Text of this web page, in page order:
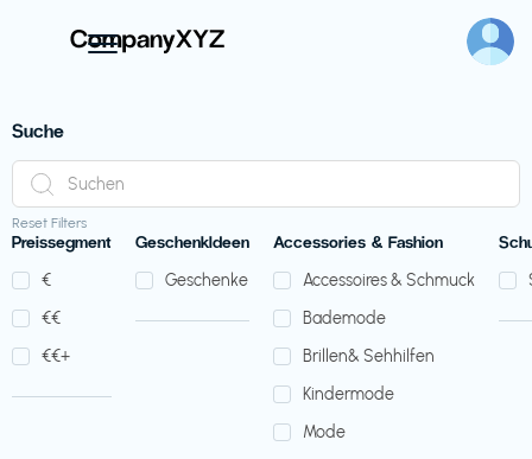
Suche
Reset Filters
Preissegment
€‎
€‎€‎
€‎€‎+
GeschenkIdeen
Geschenke
Accessories & Fashion
Accessoires & Schmuck
Bademode
Brillen& Sehhilfen
Kindermode
Mode